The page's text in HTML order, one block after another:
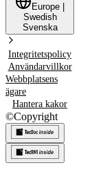
Europe
Swedish
Svenska
Integritetspolicy
Användarvillkor
Webbplatsens
ägare
Hantera kakor
©Copyright